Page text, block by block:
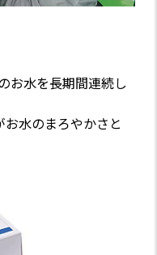
お水を長期間連続し
水のまろやかさと